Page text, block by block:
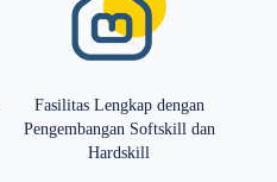
Fasilitas Lengkap dengan
Pengembangan Softskill dan
Hardskill